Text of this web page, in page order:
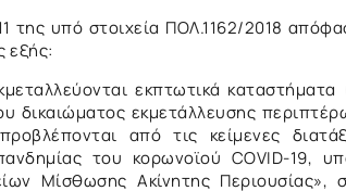
υπό στοιχεία ΠΟΛ.1162/2018
εξής:
εκπτωτικά
δικαιώματος εκμετάλλευσης
από τις κείμενες
του κορωνοϊού COVID-19,
Μίσθωσης Ακίνητης